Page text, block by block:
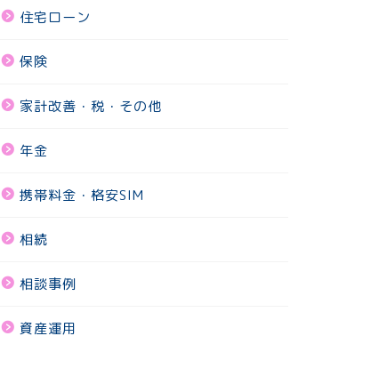
住宅ローン
保険
家計改善・税・その他
年金
携帯料金・格安SIM
相続
相談事例
資産運用